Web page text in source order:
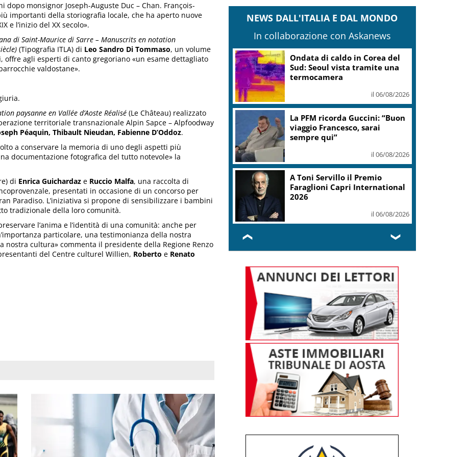
monsignor Joseph-Auguste Duc – Chan. François-
importanti della storiografia locale, che ha aperto nuove
e l’inizio del XX secolo».
di Saint-Maurice di Sarre – Manuscrits en notation
(Tipografia ITLA) di Leo Sandro Di Tommaso, un volume
agli esperti di canto gregoriano «un esame dettagliato
valdostane».
paysanne en Vallée d’Aoste Réalisé (Le Château) realizzato
territoriale transnazionale Alpin Sapce – Alpfoodway
Péaquin, Thibault Nieudan, Fabienne D’Oddoz.
a conservare la memoria di uno degli aspetti più
documentazione fotografica del tutto notevole» la
di Enrica Guichardaz e Ruccio Malfa, una raccolta di
presentati in occasione di un concorso per
Paradiso. L’iniziativa si propone di sensibilizzare i bambini
tradizionale della loro comunità.
l’anima e l’identità di una comunità: anche per
particolare, una testimonianza della nostra
cultura» commenta il presidente della Regione Renzo
del Centre culturel Willien, Roberto e Renato
NEWS DALL'ITALIA E DAL MONDO
In collaborazione con Askanews
Ondata di caldo in Corea del
Sud: Seoul vista tramite una
termocamera
il 06/08/2026
La PFM ricorda Guccini: “Buon
viaggio Francesco, sarai
sempre qui”
il 06/08/2026
A Toni Servillo il Premio
Faraglioni Capri International
2026
il 06/08/2026
❮ ❯